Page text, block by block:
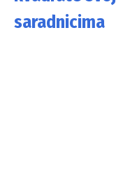
saradnicima